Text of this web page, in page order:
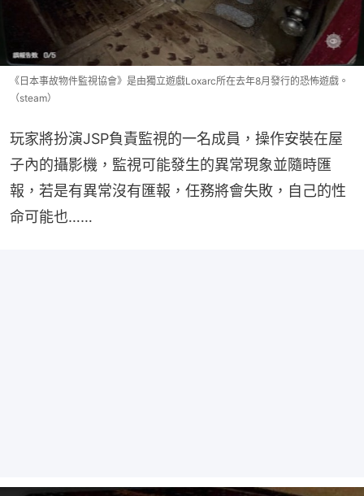
《日本事故物件監視協會》是由獨立遊戲Loxarc所在去年8月發行的恐怖遊戲。
（steam）
玩家將扮演JSP負責監視的一名成員，操作安裝在屋
子內的攝影機，監視可能發生的異常現象並隨時匯
報，若是有異常沒有匯報，任務將會失敗，自己的性
命可能也……